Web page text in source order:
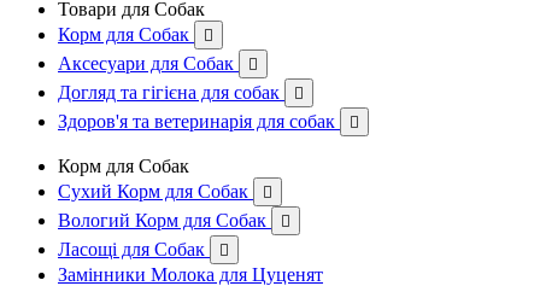
Товари для Собак
Корм для Собак

Аксесуари для Собак 
Догляд та гігієна для собак 
Здоров'я та ветеринарія для собак 
Корм для Собак
Сухий Корм для Собак

Вологий Корм для Собак 
Ласощі для Собак 
Замінники Молока для Цуценят